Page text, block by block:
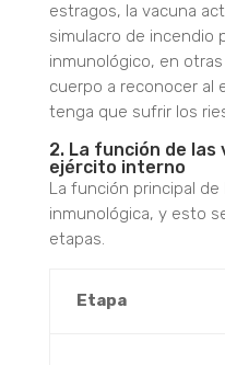
estragos, la vacuna
simulacro de incendio
inmunológico, en
cuerpo a reconocer al
tenga que sufrir los
2. La función de las
ejército interno
La función principal de
inmunológica, y esto
etapas.
Etapa